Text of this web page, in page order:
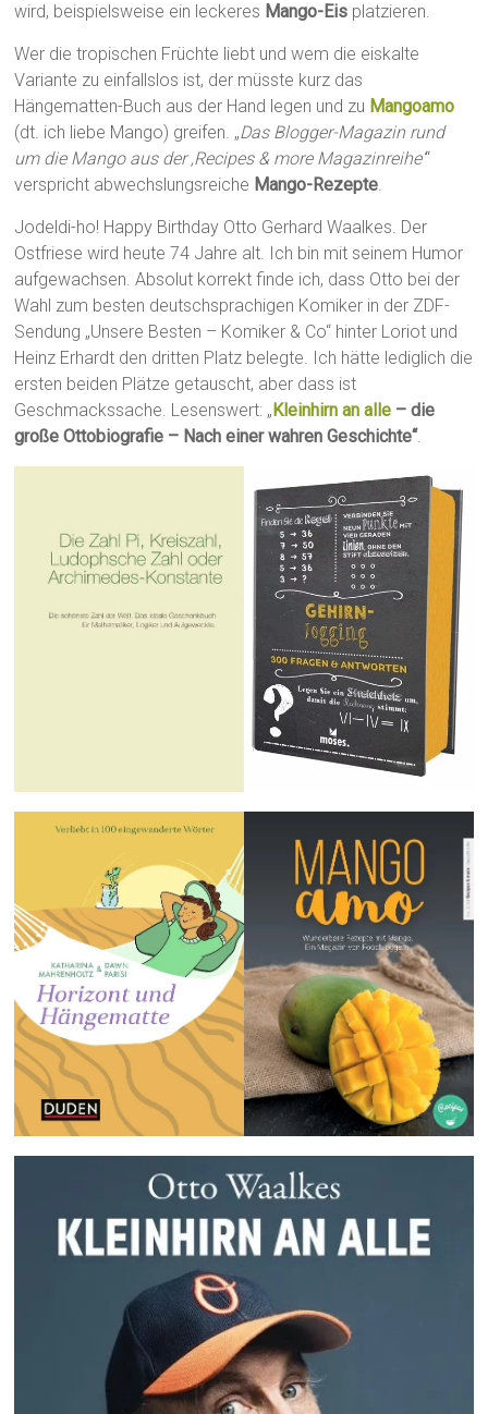
wird, beispielsweise ein leckeres Mango-Eis platzieren.
Wer die tropischen Früchte liebt und wem die eiskalte
Variante zu einfallslos ist, der müsste kurz das
Hängematten-Buch aus der Hand legen und zu Mangoamo
(dt. ich liebe Mango) greifen. „Das Blogger-Magazin rund
um die Mango aus der ‚Recipes & more Magazinreihe‘“
verspricht abwechslungsreiche Mango-Rezepte.
Jodeldi-ho! Happy Birthday Otto Gerhard Waalkes. Der
Ostfriese wird heute 74 Jahre alt. Ich bin mit seinem Humor
aufgewachsen. Absolut korrekt finde ich, dass Otto bei der
Wahl zum besten deutschsprachigen Komiker in der ZDF-
Sendung „Unsere Besten – Komiker & Co“ hinter Loriot und
Heinz Erhardt den dritten Platz belegte. Ich hätte lediglich die
ersten beiden Plätze getauscht, aber dass ist
Geschmackssache. Lesenswert: „Kleinhirn an alle – die
große Ottobiografie – Nach einer wahren Geschichte“.